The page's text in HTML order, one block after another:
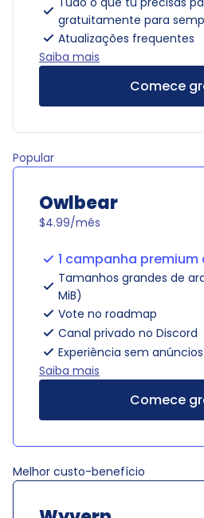
gratuitamente para
Atualizações frequentes
Saiba mais
Comece
Popular
Owlbear
$4.99/mês
1 campanha premium
Tamanhos grandes de
MiB)
Vote no roadmap
Canal privado no Discord
Experiência sem anúncios
Saiba mais
Comece
Melhor custo-benefício